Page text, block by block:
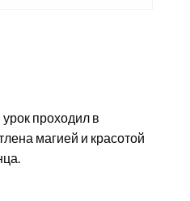
проходил в
магией и красотой